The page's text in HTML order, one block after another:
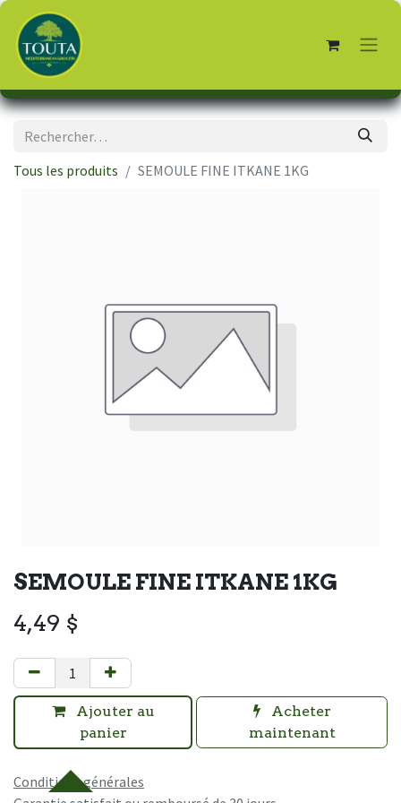
Tous les produits SEMOULE FINE ITKANE 1KG
SEMOULE FINE ITKANE 1KG
4,49 $
Ajouter au
panier
Acheter
maintenant
Conditions générales